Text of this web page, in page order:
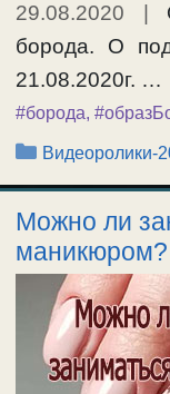
29.08.2020
борода. О
21.08.2020г. …
#борода,
Рубрики
Видеоролики-
Можно ли
маникюром?